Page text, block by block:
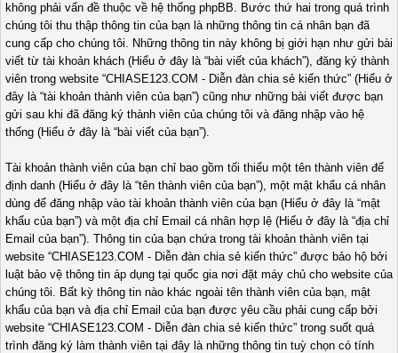
không phải vấn đề thuộc về hệ thống phpBB. Bước thứ hai trong quá trình
chúng tôi thu thập thông tin của bạn là những thông tin cá nhân bạn đã
cung cấp cho chúng tôi. Những thông tin này không bị giới hạn như gửi bài
viết từ tài khoản khách (Hiểu ở đây là “bài viết của khách”), đăng ký thành
viên trong website “CHIASE123.COM - Diễn đàn chia sẻ kiến thức” (Hiểu ở
đây là “tài khoản thành viên của bạn”) cũng như những bài viết được bạn
gửi sau khi đã đăng ký thành viên của chúng tôi và đăng nhập vào hệ
thống (Hiểu ở đây là “bài viết của bạn”).
Tài khoản thành viên của bạn chỉ bao gồm tối thiểu một tên thành viên để
định danh (Hiểu ở đây là “tên thành viên của bạn”), một mật khẩu cá nhân
dùng để đăng nhập vào tài khoản thành viên của bạn (Hiểu ở đây là “mật
khẩu của bạn”) và một địa chỉ Email cá nhân hợp lệ (Hiểu ở đây là “địa chỉ
Email của bạn”). Thông tin của bạn chứa trong tài khoản thành viên tại
website “CHIASE123.COM - Diễn đàn chia sẻ kiến thức” được bảo hộ bởi
luật bảo vệ thông tin áp dụng tại quốc gia nơi đặt máy chủ cho website của
chúng tôi. Bất kỳ thông tin nào khác ngoài tên thành viên của bạn, mật
khẩu của bạn và địa chỉ Email của bạn được yêu cầu phải cung cấp bởi
website “CHIASE123.COM - Diễn đàn chia sẻ kiến thức” trong suốt quá
trình đăng ký làm thành viên tại đây là những thông tin tuỳ chọn có tính